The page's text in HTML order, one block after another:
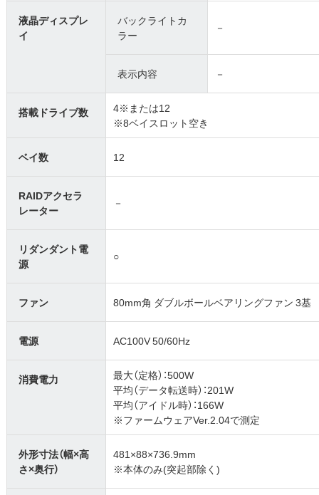
液晶ディスプレ
イ
バックライトカ
ラー
－
表示内容 －
搭載ドライブ数
4※または12
※8ベイスロット空き
ベイ数 12
RAIDアクセラ
レーター
－
リダンダント電
源
○
ファン 80mm角 ダブルボールベアリングファン 3基
電源 AC100V 50/60Hz
消費電力
最大（定格）：500W
平均（データ転送時）：201W
平均（アイドル時）：166W
※ファームウェアVer.2.04で測定
外形寸法（幅×高
さ×奥行）
481×88×736.9mm
※本体のみ(突起部除く)